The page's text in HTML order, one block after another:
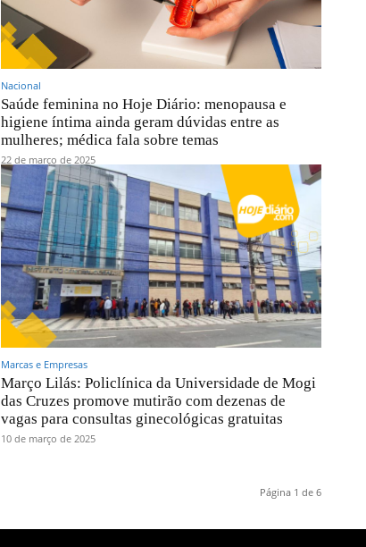
Nacional
Saúde feminina no Hoje Diário: menopausa e
higiene íntima ainda geram dúvidas entre as
mulheres; médica fala sobre temas
22 de março de 2025
Marcas e Empresas
Março Lilás: Policlínica da Universidade de Mogi
das Cruzes promove mutirão com dezenas de
vagas para consultas ginecológicas gratuitas
10 de março de 2025
Página 1 de 6